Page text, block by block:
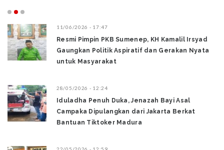
11/06/2026 - 17:47
Resmi Pimpin PKB Sumenep, KH Kamalil Irsyad
Gaungkan Politik Aspiratif dan Gerakan Nyata
untuk Masyarakat
28/05/2026 - 12:24
Iduladha Penuh Duka, Jenazah Bayi Asal
Campaka Dipulangkan dari Jakarta Berkat
Bantuan Tiktoker Madura